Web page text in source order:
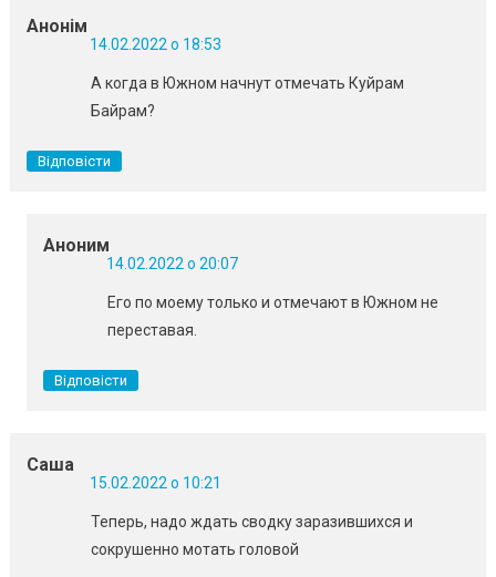
Анонім
14.02.2022 о 18:53
А когда в Южном начнут отмечать Куйрам
Байрам?
Відповісти
Аноним
14.02.2022 о 20:07
Его по моему только и отмечают в Южном не
переставая.
Відповісти
Саша
15.02.2022 о 10:21
Теперь, надо ждать сводку заразившихся и
сокрушенно мотать головой